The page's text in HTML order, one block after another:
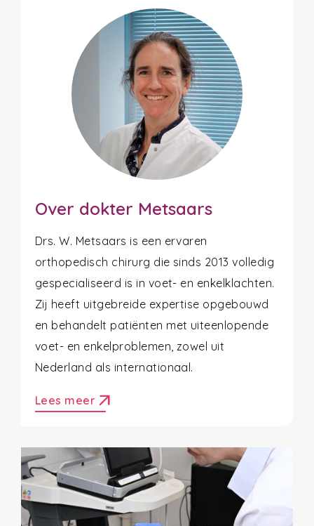
Over dokter Metsaars
Drs. W. Metsaars is een ervaren
orthopedisch chirurg die sinds 2013 volledig
gespecialiseerd is in voet- en enkelklachten.
Zij heeft uitgebreide expertise opgebouwd
en behandelt patiënten met uiteenlopende
voet- en enkelproblemen, zowel uit
Nederland als internationaal.
Lees meer arrow_outward